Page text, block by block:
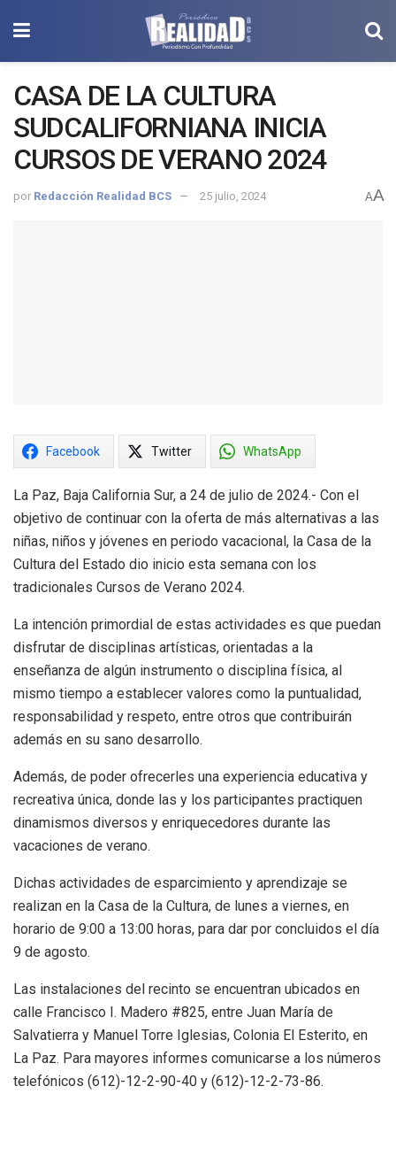
CASA DE LA CULTURA
SUDCALIFORNIANA INICIA
CURSOS DE VERANO 2024
por Redacción Realidad BCS 25 julio, 2024 AA
Facebook Twitter WhatsApp
La Paz, Baja California Sur, a 24 de julio de 2024.- Con el
objetivo de continuar con la oferta de más alternativas a las
niñas, niños y jóvenes en periodo vacacional, la Casa de la
Cultura del Estado dio inicio esta semana con los
tradicionales Cursos de Verano 2024.
La intención primordial de estas actividades es que puedan
disfrutar de disciplinas artísticas, orientadas a la
enseñanza de algún instrumento o disciplina física, al
mismo tiempo a establecer valores como la puntualidad,
responsabilidad y respeto, entre otros que contribuirán
además en su sano desarrollo.
Además, de poder ofrecerles una experiencia educativa y
recreativa única, donde las y los participantes practiquen
dinamismos diversos y enriquecedores durante las
vacaciones de verano.
Dichas actividades de esparcimiento y aprendizaje se
realizan en la Casa de la Cultura, de lunes a viernes, en
horario de 9:00 a 13:00 horas, para dar por concluidos el día
9 de agosto.
Las instalaciones del recinto se encuentran ubicados en
calle Francisco I. Madero #825, entre Juan María de
Salvatierra y Manuel Torre Iglesias, Colonia El Esterito, en
La Paz. Para mayores informes comunicarse a los números
telefónicos (612)-12-2-90-40 y (612)-12-2-73-86.